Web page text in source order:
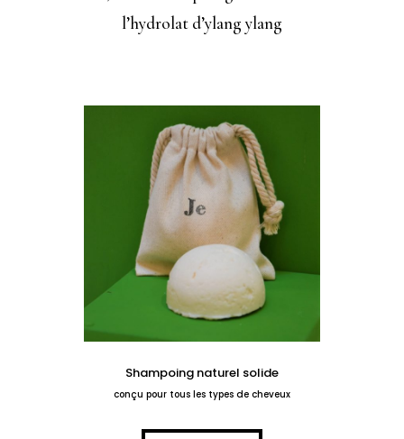
l’hydrolat d’ylang ylang
Shampoing naturel solide
conçu pour tous les types de cheveux